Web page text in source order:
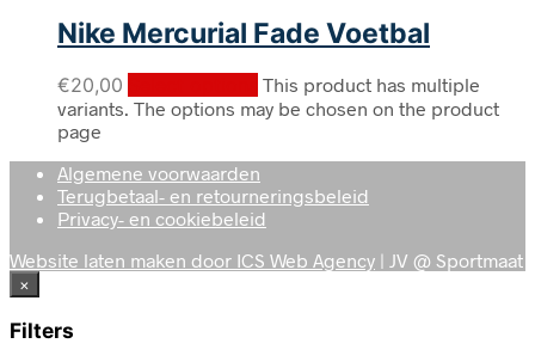
Nike Mercurial Fade Voetbal
€20,00
This product has multiple
variants. The options may be chosen on the product
page
Algemene voorwaarden
Terugbetaal- en retourneringsbeleid
Privacy- en cookiebeleid
Website laten maken door ICS Web Agency | JV @ Sportmaat
×
Filters